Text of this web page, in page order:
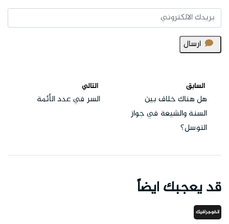
ارسال
السابق
هل هناك خلاف بين
السنة والشيعة في جواز
التوسل؟
التالي
السر في عدد الأئمة
قد يعجبك ايضاً
انفوجرافيك